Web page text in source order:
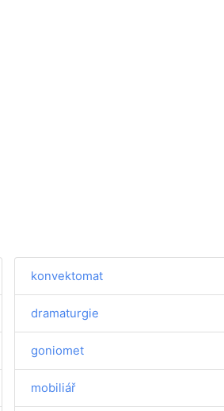
konvektomat
dramaturgie
goniomet
mobiliář